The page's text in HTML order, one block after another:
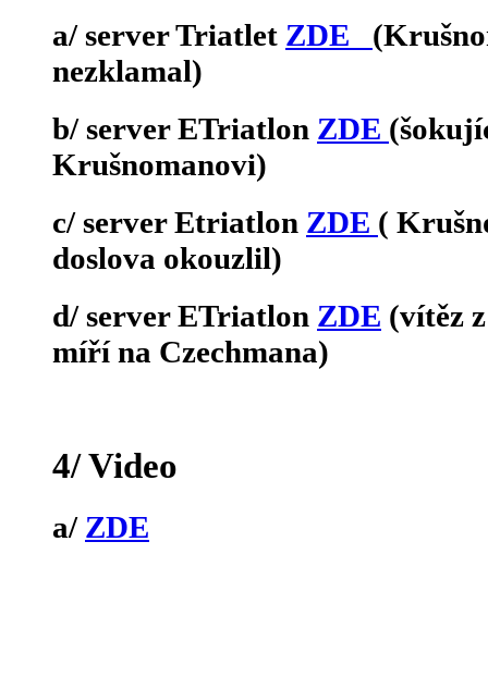
a/ server Triatlet ZDE
nezklamal)
b/ server ETriatlon ZDE
Krušnomanovi)
c/ server Etriatlon ZDE (
doslova okouzlil)
d/ server ETriatlon ZDE (vítěz
míří na Czechmana)
4/ Video
a/ ZDE